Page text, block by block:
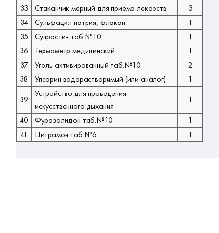
33
Стаканчик мерный для приёма лекарств
3
34
Сульфацил натрия, флакон
1
35
Супрастин таб.№10
1
36
Термометр медицинский
1
37
Уголь активированный таб.№10
2
38
Упсарин водорастворимый (или аналог)
1
39
Устройство для проведения
искусственного дыхания
1
40
Фуразолидон таб.№10
1
41
Цитрамон таб.№6 1